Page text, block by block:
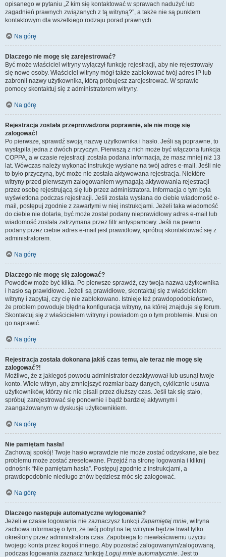
opisanego w pytaniu „Z kim się kontaktować w sprawach nadużyć lub
zagadnień prawnych związanych z tą witryną?”, a także nie są punktem
kontaktowym dla wszelkiego rodzaju porad prawnych.
Na górę
Dlaczego nie mogę się zarejestrować?
Być może właściciel witryny wyłączył funkcję rejestracji, aby nie rejestrowały
się nowe osoby. Właściciel witryny mógł także zablokować twój adres IP lub
zabronił nazwy użytkownika, którą próbujesz zarejestrować. W sprawie
pomocy skontaktuj się z administratorem witryny.
Na górę
Rejestracja została przeprowadzona poprawnie, ale nie mogę się
zalogować!
Po pierwsze, sprawdź swoją nazwę użytkownika i hasło. Jeśli są poprawne, to
wystąpiła jedna z dwóch przyczyn. Pierwszą z nich może być włączona funkcja
COPPA, a w czasie rejestracji została podana informacja, że masz mniej niż 13
lat. Wówczas należy wykonać instrukcje wysłane na twój adres e-mail. Jeśli nie
to było przyczyną, być może nie została aktywowana rejestracja. Niektóre
witryny przed pierwszym zalogowaniem wymagają aktywowania rejestracji
przez osobę rejestrującą się lub przez administratora. Informacja o tym była
wyświetlona podczas rejestracji. Jeśli została wysłana do ciebie wiadomość e-
mail, postępuj zgodnie z zawartymi w niej instrukcjami. Jeżeli taka wiadomość
do ciebie nie dotarła, być może został podany nieprawidłowy adres e-mail lub
wiadomość została zatrzymana przez filtr antyspamowy. Jeśli na pewno
podany przez ciebie adres e-mail jest prawidłowy, spróbuj skontaktować się z
administratorem.
Na górę
Dlaczego nie mogę się zalogować?
Powodów może być kilka. Po pierwsze sprawdź, czy twoja nazwa użytkownika
i hasło są prawidłowe. Jeżeli są prawidłowe, skontaktuj się z właścicielem
witryny i zapytaj, czy cię nie zablokowano. Istnieje też prawdopodobieństwo,
że problem powoduje błędna konfiguracja witryny, na której znajduje się forum.
Skontaktuj się z właścicielem witryny i powiadom go o tym problemie. Musi on
go naprawić.
Na górę
Rejestracja została dokonana jakiś czas temu, ale teraz nie mogę się
zalogować?!
Możliwe, że z jakiegoś powodu administrator dezaktywował lub usunął twoje
konto. Wiele witryn, aby zmniejszyć rozmiar bazy danych, cyklicznie usuwa
użytkowników, którzy nic nie pisali przez dłuższy czas. Jeśli tak się stało,
spróbuj zarejestrować się ponownie i bądź bardziej aktywnym i
zaangażowanym w dyskusje użytkownikiem.
Na górę
Nie pamiętam hasła!
Zachowaj spokój! Twoje hasło wprawdzie nie może zostać odzyskane, ale bez
problemu może zostać zresetowane. Przejdź na stronę logowania i kliknij
odnośnik “Nie pamiętam hasła”. Postępuj zgodnie z instrukcjami, a
prawdopodobnie niedługo znów będziesz móc się zalogować.
Na górę
Dlaczego następuje automatyczne wylogowanie?
Jeżeli w czasie logowania nie zaznaczysz funkcjiZapamiętaj mnie, witryna
zachowa informację o tym, że twój pobyt na tej witrynie będzie trwał tylko
określony przez administratora czas. Zapobiega to niewłaściwemu użyciu
twojego konta przez kogoś innego. Aby pozostać zalogowanym/zalogowaną,
podczas logowania zaznacz funkcję Loguj mnie automatycznie. Jest to